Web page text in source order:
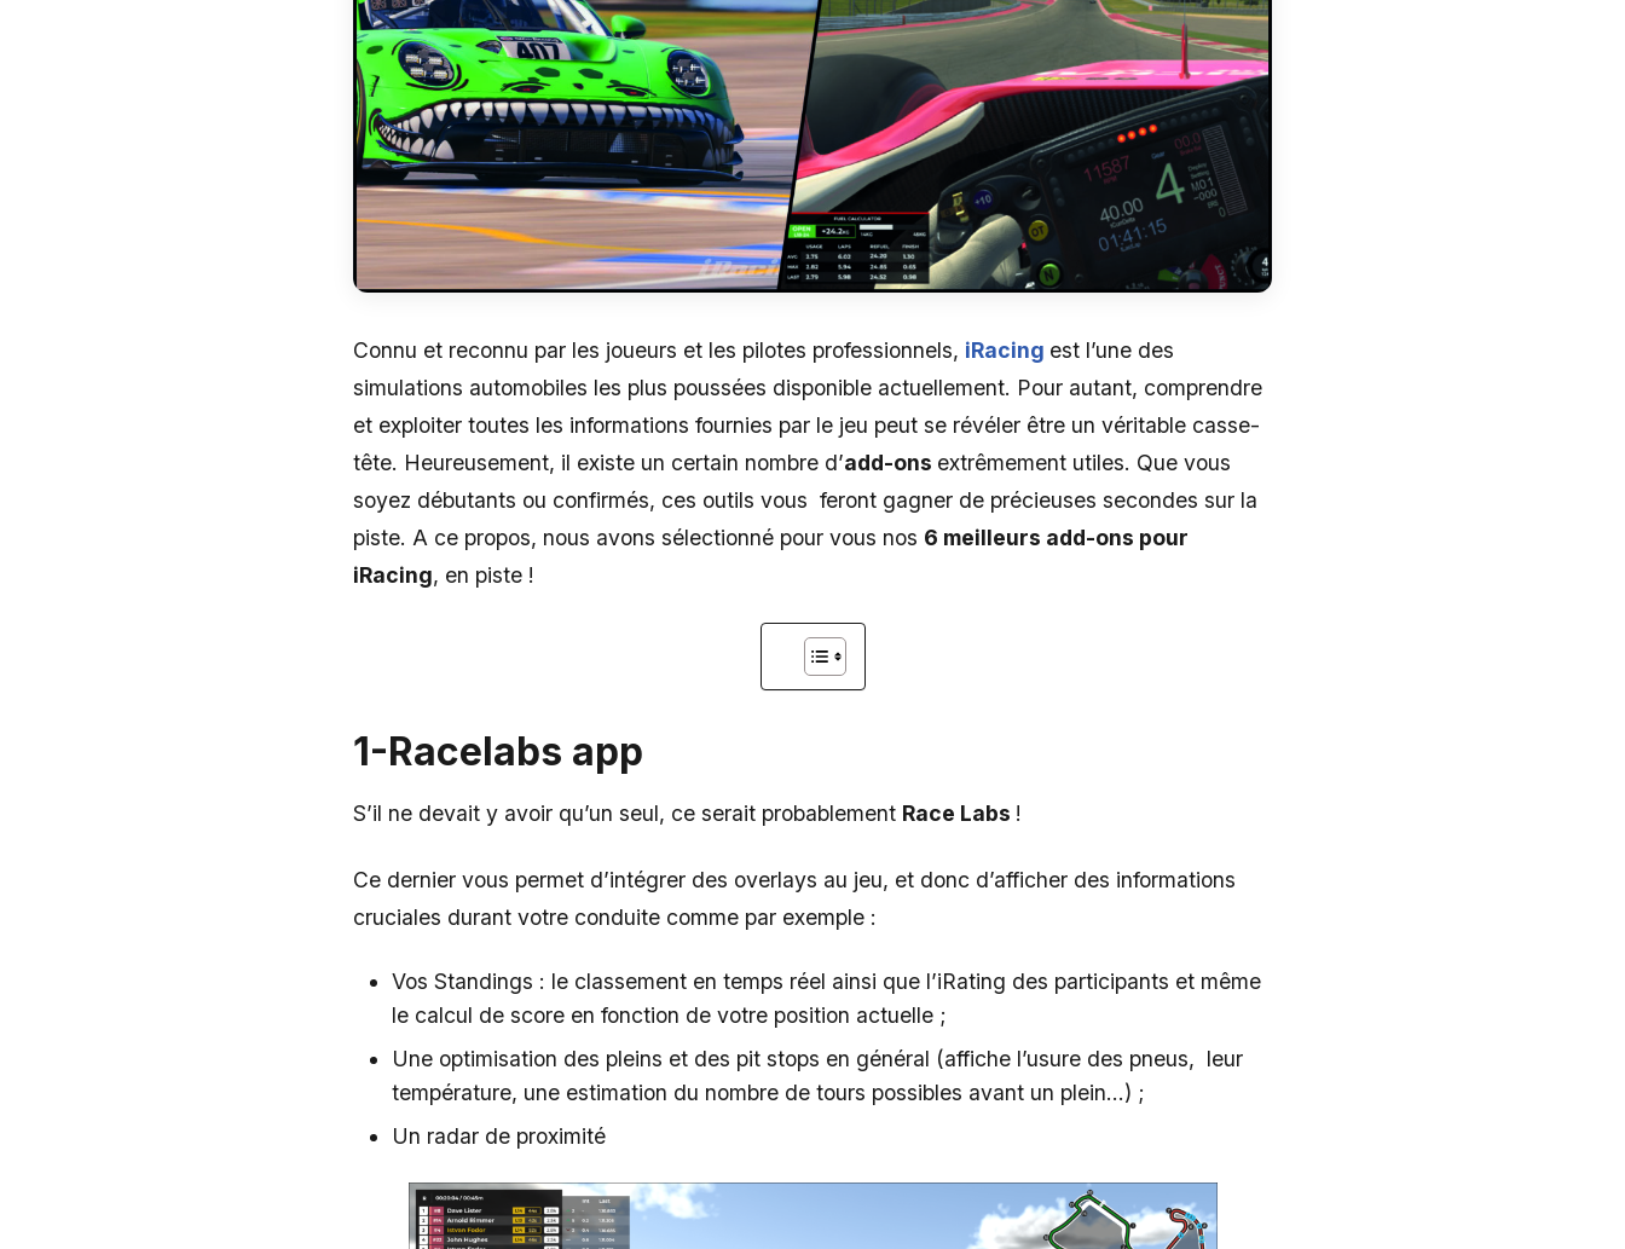
Connu et reconnu par les joueurs et les pilotes professionnels, iRacing est l’une des
simulations automobiles les plus poussées disponible actuellement. Pour autant, comprendre
et exploiter toutes les informations fournies par le jeu peut se révéler être un véritable casse-
tête. Heureusement, il existe un certain nombre d’add-ons extrêmement utiles. Que vous
soyez débutants ou confirmés, ces outils vous feront gagner de précieuses secondes sur la
piste. A ce propos, nous avons sélectionné pour vous nos 6 meilleurs add-ons pour
iRacing, en piste !
1-Racelabs app
S’il ne devait y avoir qu’un seul, ce serait probablement Race Labs !
Ce dernier vous permet d’intégrer des overlays au jeu, et donc d’afficher des informations
cruciales durant votre conduite comme par exemple :
Vos Standings : le classement en temps réel ainsi que l’iRating des participants et même
le calcul de score en fonction de votre position actuelle ;
Une optimisation des pleins et des pit stops en général (affiche l’usure des pneus, leur
température, une estimation du nombre de tours possibles avant un plein…) ;
Un radar de proximité